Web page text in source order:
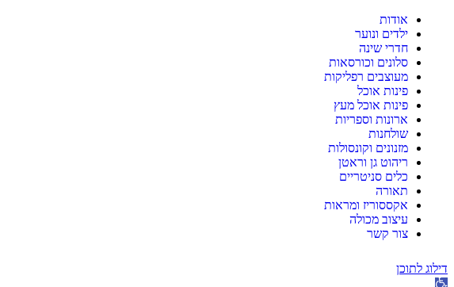
אודות
ילדים ונוער
חדרי שינה
סלונים וכורסאות
מעוצבים רפליקות
פינות אוכל
פינות אוכל מעץ
ארונות וספריות
שולחנות
מזנונים וקונסולות
ריהוט גן וראטן
כלים סניטריים
תאורה
אקססוריז ומראות
עיצוב מכולה
צור קשר
דילוג לתוכן
פתח